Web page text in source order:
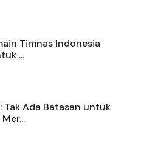
Timnas Indonesia
...
Tak Ada Batasan untuk